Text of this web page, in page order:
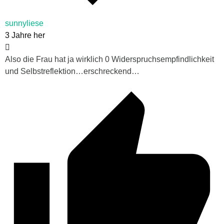
sunnyliese
3 Jahre her
Also die Frau hat ja wirklich 0 Widerspruchsempfindlichkeit
und Selbstreflektion…erschreckend…